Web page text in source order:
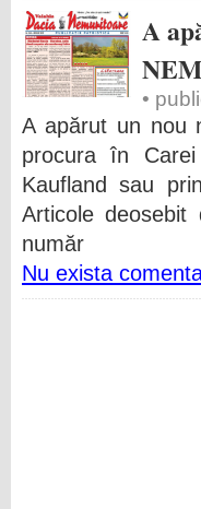
A
•
A apărut un nou
procura în
Kaufland sau
Articole
număr
Nu exista